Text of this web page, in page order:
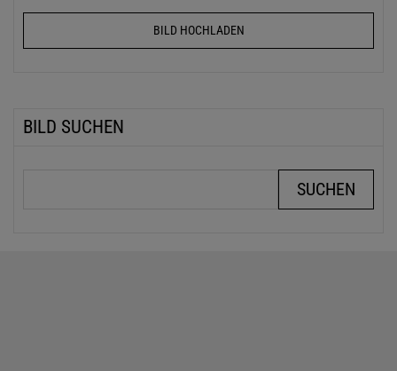
BILD HOCHLADEN
BILD SUCHEN